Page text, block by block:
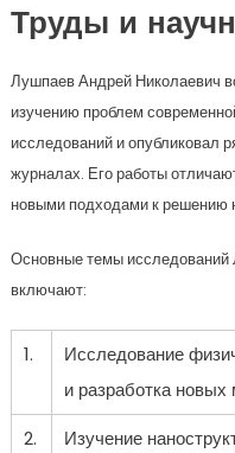
Труды и
Лушпаев Андрей Николаевич
изучению проблем
исследований и опубликовал
журналах. Его работы
новыми подходами к решению
Основные темы
включают:
1.
Исследование
и разработка новых
2.
Изучение